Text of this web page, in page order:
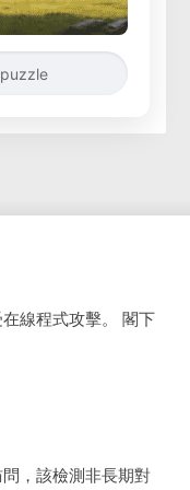
線程式攻擊。 閣下
，該檢測非長期對